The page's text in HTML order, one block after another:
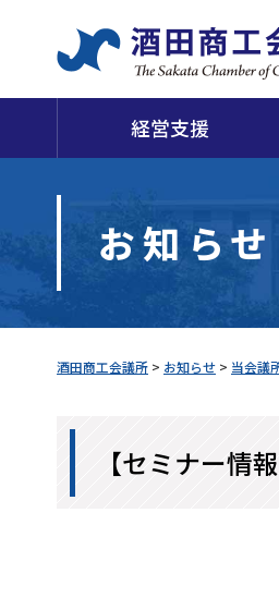
経営支援
経営支援
検定試験
福利厚生
損害保険
申請・証
当会議所に
お知らせ
酒田商工会議所 > お知らせ > 当会議
【セミナー情